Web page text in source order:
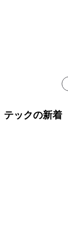
テックの新着